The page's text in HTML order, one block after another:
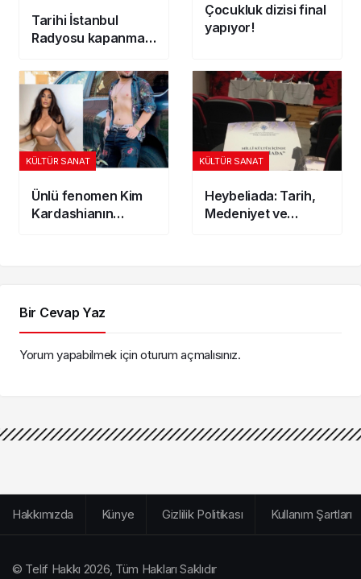
Tarihi İstanbul
Radyosu kapanması
Çocukluk dizisi final
yapıyor!
KÜLTÜR SANAT
Ünlü fenomen Kim
Kardashianın
KÜLTÜR SANAT
Heybeliada: Tarih,
Medeniyet ve
Bir Cevap Yaz
Yorum yapabilmek içinoturum açmalısınız.
Hakkımızda Künye Gizlilik Politikası Kullanım Şartları
© Telif Hakkı 2026, Tüm Hakları Saklıdır